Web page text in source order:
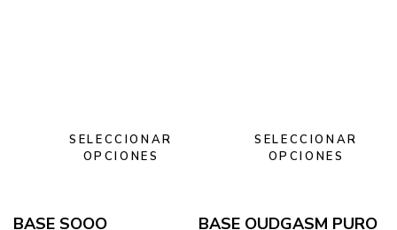
SELECCIONAR
OPCIONES
BASE SOOO
SELECCIONAR
OPCIONES
BASE OUDGASM PURO